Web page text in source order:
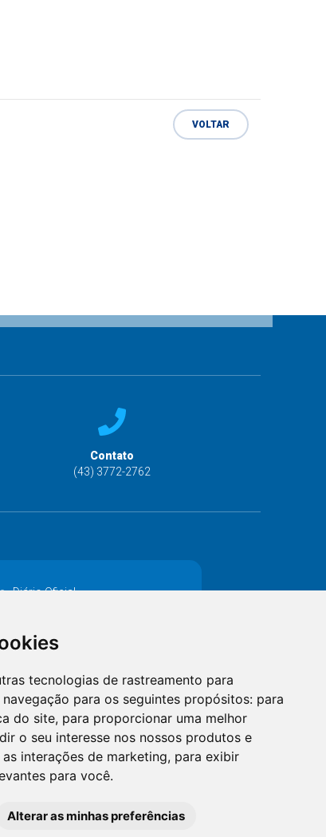
tecnologias de rastreamento para
para os seguintes propósitos: para
do site, para proporcionar uma melhor
o seu interesse nos nossos produtos e
interações de marketing, para exibir
para você.
Alterar as minhas preferências
VOLTAR
Contato
(43) 3772-2762
Diário Oficial
Catalogo Eletrônico de Padronização